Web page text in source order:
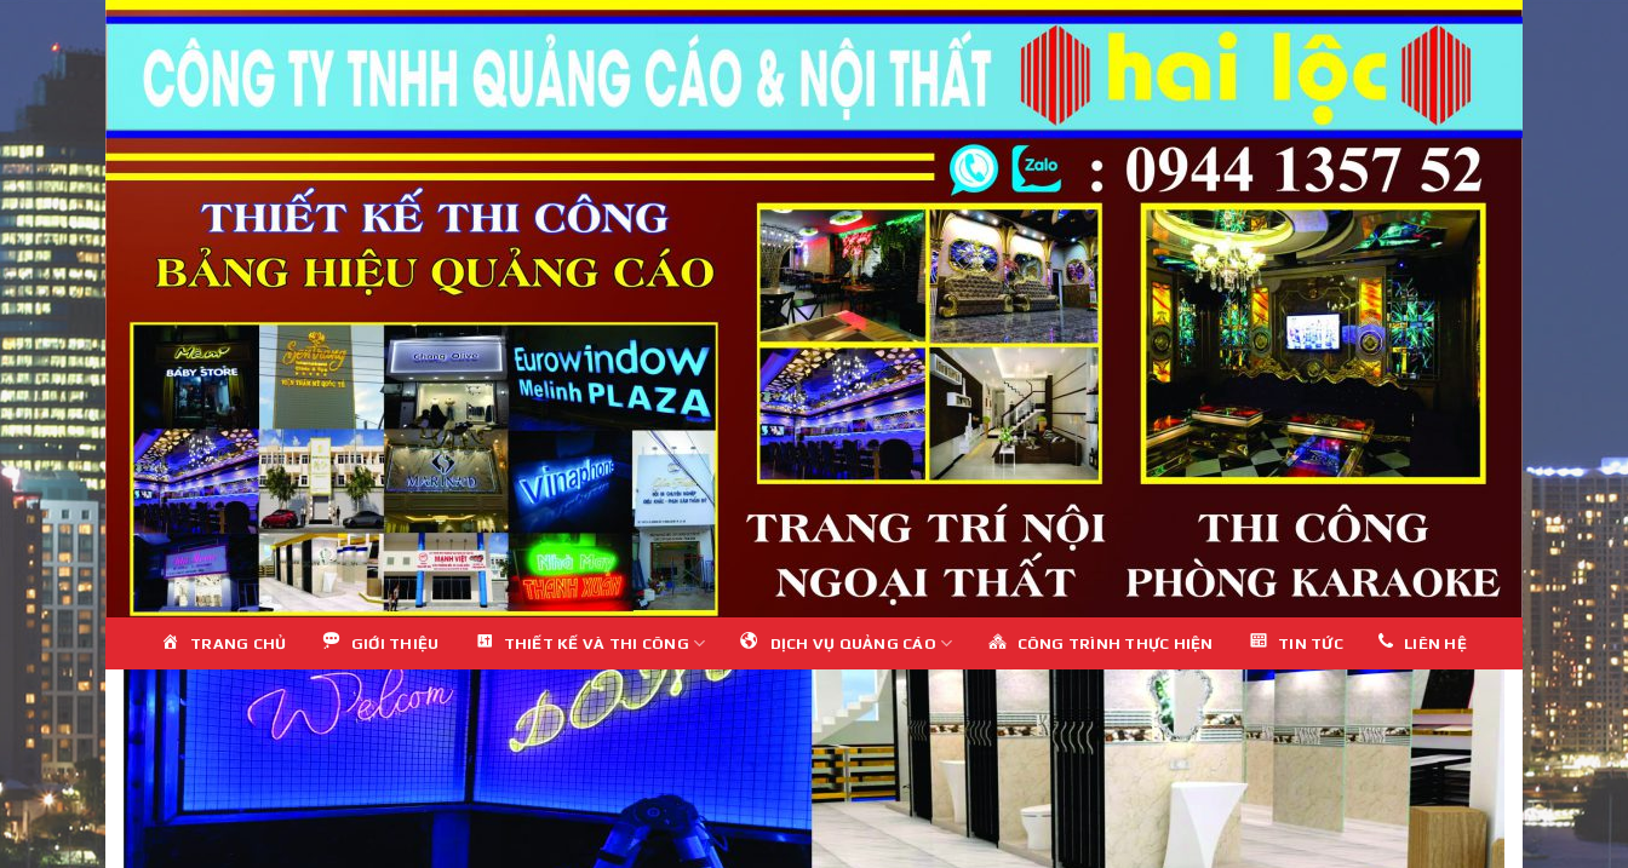
Skip
content
TRANG CHỦ GIỚI THIỆU THIẾT KẾ VÀ THI CÔNG DỊCH VỤ QUẢNG CÁO CÔNG TRÌNH THỰC HIỆN TIN TỨC LIÊN HỆ